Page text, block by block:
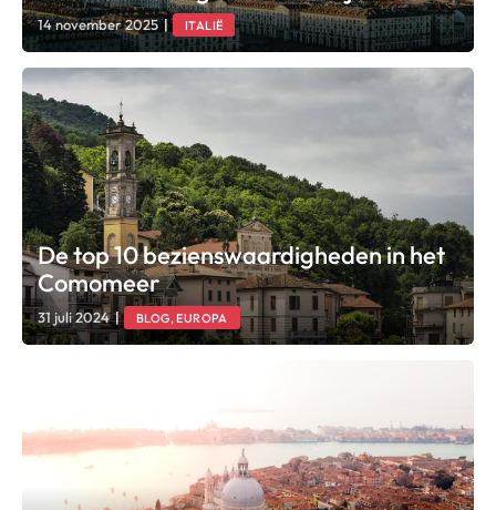
14 november 2025 | ITALIË
De top 10 bezienswaardigheden in het
Comomeer
31 juli 2024 | BLOG, EUROPA